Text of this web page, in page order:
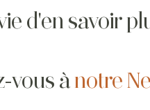
d'en savoir
vous ànotre